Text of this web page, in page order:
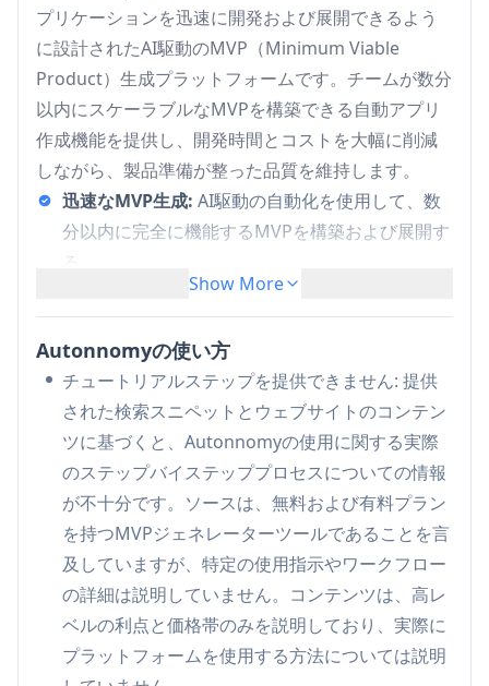
プリケーションを迅速に開発および展開できるよう
に設計されたAI駆動のMVP（Minimum Viable
Product）生成プラットフォームです。チームが数分
以内にスケーラブルなMVPを構築できる自動アプリ
作成機能を提供し、開発時間とコストを大幅に削減
しながら、製品準備が整った品質を維持します。
迅速なMVP生成: AI駆動の自動化を使用して、数
分以内に完全に機能するMVPを構築および展開す
る
スケーラブルなアーキテクチャ:
適した組み込みのスケーラビリティを持つアプリ
ケーションを生成する
柔軟な価格モデル:異なるチームサイズとニーズ
に対応するために、無料プランと有料プランの両
方を提供し、有料プランでは月に最大10のMVPを
提供する
Autonnomyのユースケース
スタートアップの検証: 開発への最小限の投資で
ビジネスアイデアやコンセプトを迅速にテストす
る
技術チームの加速: 基本的なアプリインフラを自
動化することで、開発チームがコアビジネスロジ
Show More
Autonnomyの使い方
チュートリアルステップを提供できません: 提供
された検索スニペットとウェブサイトのコンテン
ツに基づくと、Autonnomyの使用に関する実際
のステップバイステッププロセスについての情報
が不十分です。ソースは、無料および有料プラン
を持つMVPジェネレーターツールであることを言
及していますが、特定の使用指示やワークフロー
の詳細は説明していません。コンテンツは、高レ
ベルの利点と価格帯のみを説明しており、実際に
プラットフォームを使用する方法については説明